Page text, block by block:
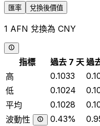
匯率 兌換後價值
1 AFN 兌換為 CNY
指標 過去 7 天 過
高
0.1033
低
0.1024
平均
0.1028
波動性
0.43%